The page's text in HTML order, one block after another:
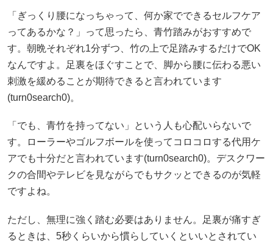
「ぎっくり腰になっちゃって、何か家でできるセルフケア
ってあるかな？」って思ったら、青竹踏みがおすすめで
す。朝晩それぞれ1分ずつ、竹の上で足踏みするだけでOK
なんですよ。足裏をほぐすことで、脚から腰に伝わる悪い
刺激を緩めることが期待できると言われています
(turn0search0)。
「でも、青竹を持ってない」という人も心配いらないで
す。ローラーやゴルフボールを使ってコロコロする代用ケ
アでも十分だと言われています(turn0search0)。デスクワー
クの合間やテレビを見ながらでもサクッとできるのが気軽
ですよね。
ただし、無理に強く踏む必要はありません。足裏が痛すぎ
るときは、5秒くらいから慣らしていくといいとされてい